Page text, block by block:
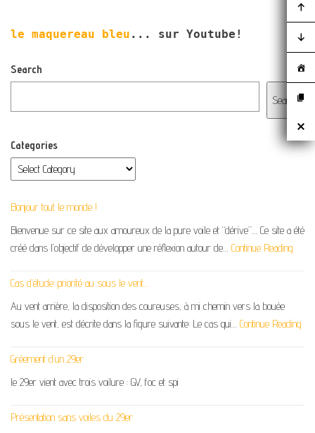
le maquereau bleu ... sur Youtube!
Search
Search
Categories
Bonjour tout le monde !
Bienvenue sur ce site aux amoureux de la pure voile et “dérive”… Ce site a été
créé dans l’objectif de développer une réflexion autour de… Continue Reading
Cas d’étude: priorité au sous le vent…
Au vent arrière, la disposition des coureuses, à mi chemin vers la bouée
sous le vent, est décrite dans la figure suivante: Le cas qui… Continue Reading
Gréement d’un 29er
le 29er vient avec trois voilure : GV, foc et spi
Présentation sans voiles du 29er